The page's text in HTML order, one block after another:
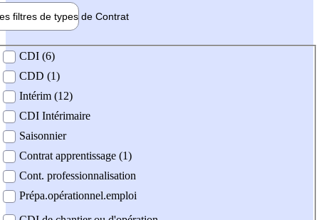
filtres de types de Contrat
contrat
CDI (6)
CDD (1)
Intérim (12)
CDI Intérimaire
Saisonnier
Contrat apprentissage (1)
Cont. professionnalisation
Prépa.opérationnel.emploi